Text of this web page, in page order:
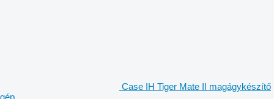
Case IH Tiger Mate II magágykészítő
gép